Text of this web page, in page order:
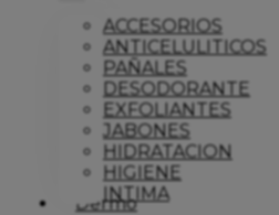
ACCESORIOS
ANTICELULITICOS
PAÑALES
DESODORANTE
EXFOLIANTES
JABONES
HIDRATACION
HIGIENE
INTIMA
Dermo